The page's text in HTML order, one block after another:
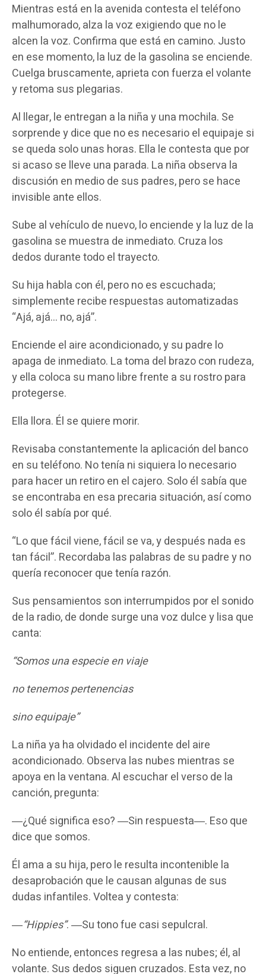
Mientras está en la avenida contesta el teléfono
malhumorado, alza la voz exigiendo que no le
alcen la voz. Confirma que está en camino. Justo
en ese momento, la luz de la gasolina se enciende.
Cuelga bruscamente, aprieta con fuerza el volante
y retoma sus plegarias.
Al llegar, le entregan a la niña y una mochila. Se
sorprende y dice que no es necesario el equipaje si
se queda solo unas horas. Ella le contesta que por
si acaso se lleve una parada. La niña observa la
discusión en medio de sus padres, pero se hace
invisible ante ellos.
Sube al vehículo de nuevo, lo enciende y la luz de la
gasolina se muestra de inmediato. Cruza los
dedos durante todo el trayecto.
Su hija habla con él, pero no es escuchada;
simplemente recibe respuestas automatizadas
“Ajá, ajá… no, ajá”.
Enciende el aire acondicionado, y su padre lo
apaga de inmediato. La toma del brazo con rudeza,
y ella coloca su mano libre frente a su rostro para
protegerse.
Ella llora. Él se quiere morir.
Revisaba constantemente la aplicación del banco
en su teléfono. No tenía ni siquiera lo necesario
para hacer un retiro en el cajero. Solo él sabía que
se encontraba en esa precaria situación, así como
solo él sabía por qué.
“Lo que fácil viene, fácil se va, y después nada es
tan fácil”. Recordaba las palabras de su padre y no
quería reconocer que tenía razón.
Sus pensamientos son interrumpidos por el sonido
de la radio, de donde surge una voz dulce y lisa que
canta:
“Somos una especie en viaje
no tenemos pertenencias
sino equipaje”
La niña ya ha olvidado el incidente del aire
acondicionado. Observa las nubes mientras se
apoya en la ventana. Al escuchar el verso de la
canción, pregunta:
―¿Qué significa eso? ―Sin respuesta―. Eso que
dice que somos.
Él ama a su hija, pero le resulta incontenible la
desaprobación que le causan algunas de sus
dudas infantiles. Voltea y contesta:
―“Hippies”. ―Su tono fue casi sepulcral.
No entiende, entonces regresa a las nubes; él, al
volante. Sus dedos siguen cruzados. Esta vez, no